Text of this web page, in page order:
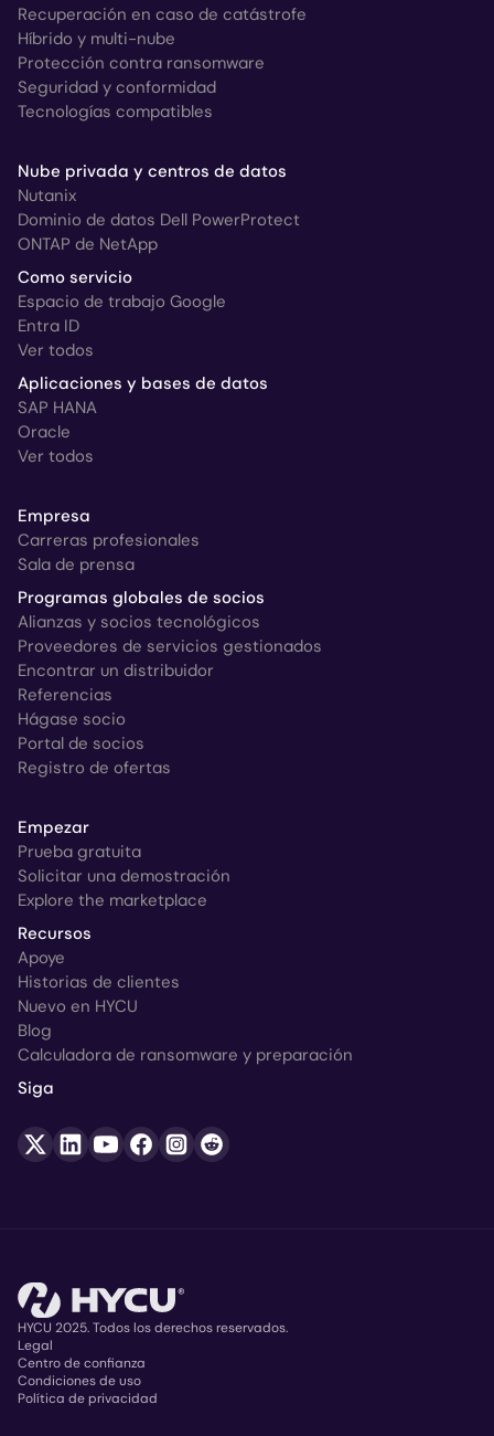
Recuperación en caso de catástrofe
Híbrido y multi-nube
Protección contra ransomware
Seguridad y conformidad
Tecnologías compatibles
Nube privada y centros de datos
Nutanix
Dominio de datos Dell PowerProtect
ONTAP de NetApp
Como servicio
Espacio de trabajo Google
Entra ID
Ver todos
Aplicaciones y bases de datos
SAP HANA
Oracle
Ver todos
Empresa
Carreras profesionales
Sala de prensa
Programas globales de socios
Alianzas y socios tecnológicos
Proveedores de servicios gestionados
Encontrar un distribuidor
Referencias
Hágase socio
Portal de socios
Registro de ofertas
Empezar
Prueba gratuita
Solicitar una demostración
Explore the marketplace
Recursos
Apoye
Historias de clientes
Nuevo en HYCU
Blog
Calculadora de ransomware y preparación
Siga
Copyright
HYCU 2025. Todos los derechos reservados.
Legal
Centro de confianza
Condiciones de uso
Política de privacidad